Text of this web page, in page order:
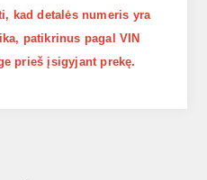
kad detalės numeris yra
patikrinus pagal VIN
prieš įsigyjant prekę.